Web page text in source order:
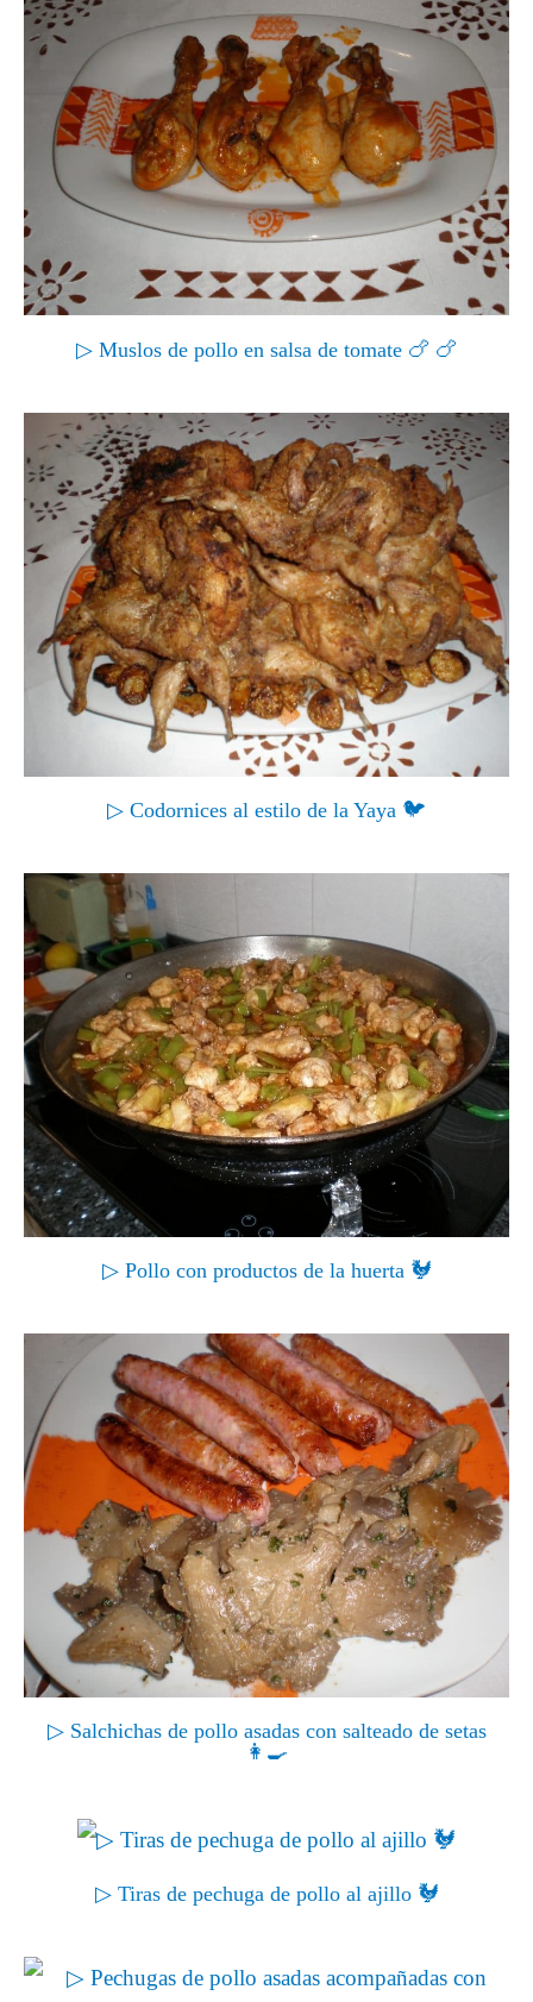
▷ Muslos de pollo en salsa de tomate 🍗 🍗
▷ Codornices al estilo de la Yaya 🐦
▷ Pollo con productos de la huerta 🐓
▷ Salchichas de pollo asadas con salteado de setas
👩‍🍳
▷ Tiras de pechuga de pollo al ajillo 🐓